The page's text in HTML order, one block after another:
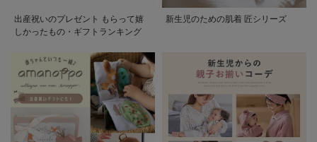
出産祝いのプレゼント もらって嬉
しかったもの・ギフトランキング
新生児のための肌着 匠シリーズ